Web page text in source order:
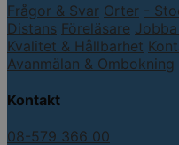
Frågor & Svar Orter -
Distans Föreläsare
Kvalitet & Hållbarhet
Avanmälan & Ombokning
Kontakt
08-579 366 00